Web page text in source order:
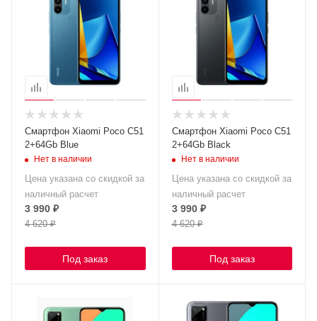
Смартфон Xiaomi Poco C51
2+64Gb Blue
Нет в наличии
Цена указана со скидкой за
наличный расчет
3 990 ₽
4 620₽
Под заказ
Смартфон Xiaomi Poco C51
2+64Gb Black
Нет в наличии
Цена указана со скидкой за
наличный расчет
3 990₽
4 620₽
Под заказ